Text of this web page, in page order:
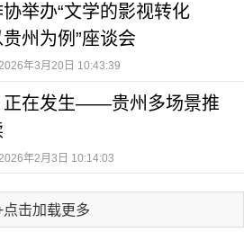
举办“文学的影视转化
州为例”座谈会
年3月20日 10:43:39
正在发生——贵州多场景推
2026年2月3日 10:14:03
点击加载更多